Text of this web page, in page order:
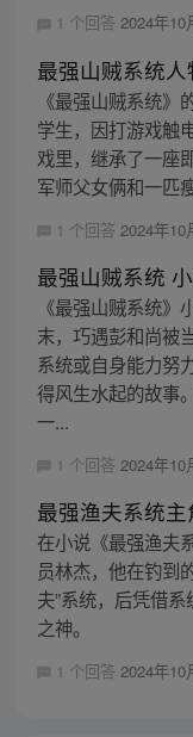
1 个回答 2024年10
最强山贼系统人
《最强山贼系统
学生，因打游戏触
戏里，继承了一座
军师父女俩和一匹
1 个回答 2024年10
最强山贼系统
《最强山贼系统
末，巧遇彭和尚被
系统或自身能力努
得风生水起的故事
一...
1 个回答 2024年10
最强渔夫系统主
在小说《最强渔夫
员林杰，他在钓到
夫”系统，后凭借
之神。
1 个回答 2024年10